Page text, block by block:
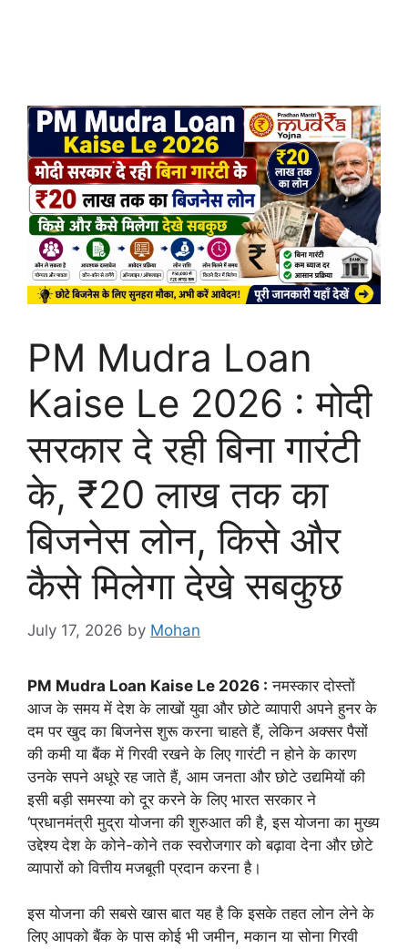
PM Mudra Loan
Kaise Le 2026 : मोदी
सरकार दे रही बिना गारंटी
के, ₹20 लाख तक का
बिजनेस लोन, किसे और
कैसे मिलेगा देखे सबकुछ
July 17, 2026 by Mohan
PM Mudra Loan Kaise Le 2026 : नमस्कार दोस्तों
आज के समय में देश के लाखों युवा और छोटे व्यापारी अपने हुनर के
दम पर खुद का बिजनेस शुरू करना चाहते हैं, लेकिन अक्सर पैसों
की कमी या बैंक में गिरवी रखने के लिए गारंटी न होने के कारण
उनके सपने अधूरे रह जाते हैं, आम जनता और छोटे उद्यमियों की
इसी बड़ी समस्या को दूर करने के लिए भारत सरकार ने
‘प्रधानमंत्री मुद्रा योजना की शुरुआत की है, इस योजना का मुख्य
उद्देश्य देश के कोने-कोने तक स्वरोजगार को बढ़ावा देना और छोटे
व्यापारों को वित्तीय मजबूती प्रदान करना है।
इस योजना की सबसे खास बात यह है कि इसके तहत लोन लेने के
लिए आपको बैंक के पास कोई भी जमीन, मकान या सोना गिरवी